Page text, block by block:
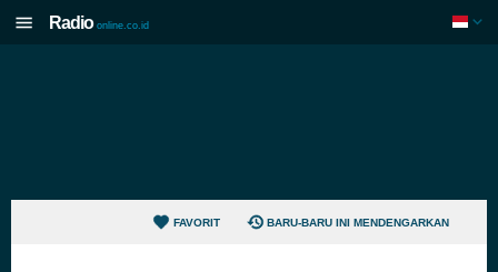
Radio online.co.id
FAVORIT BARU-BARU INI MENDENGARKAN